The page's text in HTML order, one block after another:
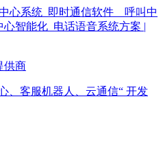
供商
、客服机器人、云通信“ 开发